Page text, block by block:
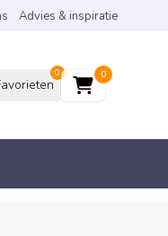
Advies & inspiratie
0 0